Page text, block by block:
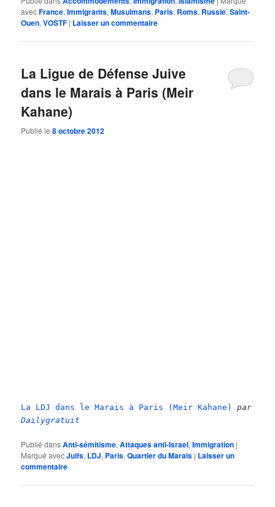
avecFrance,Immigrants,Musulmans, Paris, Roms, Russie,Saint-
Ouen,VOSTF | Laisser un commentaire
La Ligue de Défense Juive
dans le Marais à Paris (Meir
Kahane)
Publié le8 octobre 2012
La LDJ dans le Marais à Paris (Meir Kahane)
par
Dailygratuit
Publié dansAnti-sémitisme,Attaques anti-Israel,Immigration |
Marqué avecJuifs, LDJ, Paris,Quartier du Marais | Laisser un
commentaire